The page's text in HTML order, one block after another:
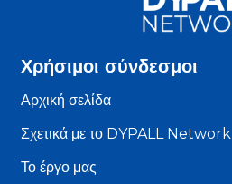
Χρήσιμοι σύνδεσμοι
Αρχική σελίδα
Σχετικά με το DYPALL Network
Το έργο μας